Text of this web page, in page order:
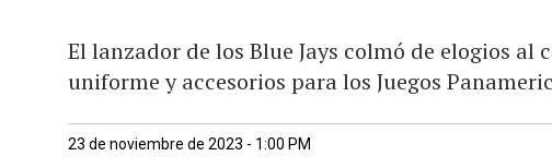
El lanzador de los Blue Jays colmó de elogios
uniforme y accesorios para los Juegos
23 de noviembre de 2023 - 1:00 PM